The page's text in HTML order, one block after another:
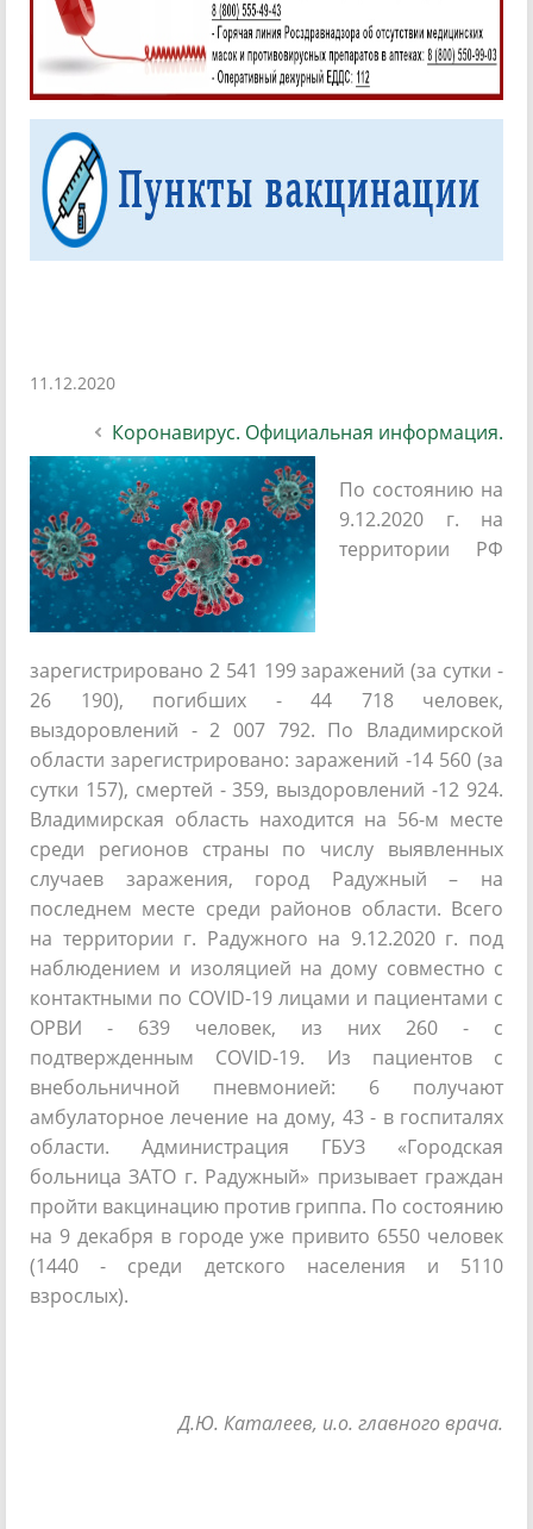
11.12.2020
Коронавирус. Официальная информация.
По состоянию на
9.12.2020 г. на
территории РФ
зарегистрировано 2 541 199 заражений (за сутки -
26 190), погибших - 44 718 человек,
выздоровлений - 2 007 792. По Владимирской
области зарегистрировано: заражений -14 560 (за
сутки 157), смертей - 359, выздоровлений -12 924.
Владимирская область находится на 56-м месте
среди регионов страны по числу выявленных
случаев заражения, город Радужный – на
последнем месте среди районов области. Всего
на территории г. Радужного на 9.12.2020 г. под
наблюдением и изоляцией на дому совместно с
контактными по COVID-19 лицами и пациентами с
ОРВИ - 639 человек, из них 260 - с
подтвержденным COVID-19. Из пациентов с
внебольничной пневмонией: 6 получают
амбулаторное лечение на дому, 43 - в госпиталях
области. Администрация ГБУЗ «Городская
больница ЗАТО г. Радужный» призывает граждан
пройти вакцинацию против гриппа. По состоянию
на 9 декабря в городе уже привито 6550 человек
(1440 - среди детского населения и 5110
взрослых).
Д.Ю. Каталеев, и.о. главного врача.